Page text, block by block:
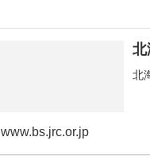
北
北
www.bs.jrc.or.jp